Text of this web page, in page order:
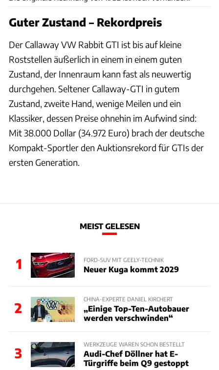
Guter Zustand – Rekordpreis
Der Callaway VW Rabbit GTI ist bis auf kleine
Roststellen äußerlich in einem in einem guten
Zustand, der Innenraum kann fast als neuwertig
durchgehen. Seltener Callaway-GTI in gutem
Zustand, zweite Hand, wenige Meilen und ein
Klassiker, dessen Preise ohnehin im Aufwind sind:
Mit 38.000 Dollar (34.972 Euro) brach der deutsche
Kompakt-Sportler den Auktionsrekord für GTIs der
ersten Generation.
MEIST GELESEN
1 FORD-SUV MIT GEELY-TECHNIK
Neuer Kuga kommt 2029
2
CHINA-EXPERTE DANIEL KIRCHERT
„Einige Top-Ten-Autobauer
werden verschwinden“
3
WERKZEUGE WAREN SCHON BESTELLT
Audi-Chef Döllner hat E-
Türgriffe beim Q9 gestoppt